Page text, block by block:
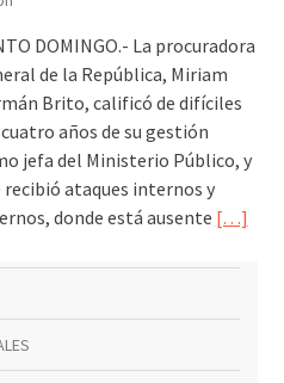
DOMINGO.- La procuradora
de la República, Miriam
Brito, calificó de difíciles
años de su gestión
jefa del Ministerio Público, y
recibió ataques internos y
donde está ausente […]